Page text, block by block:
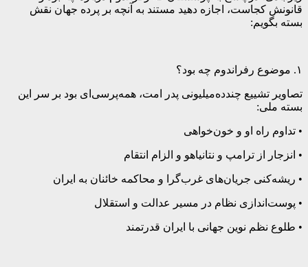
قانونش کجاست، اجازه دهید مستند به آنچه بر پرده جهان نقش
بسته بگویم:
۱. موضوع رفراندوم چه بود؟
تصاویر تشییع چندده‌میلیونی پدر امت، همه‌پرسی‌ای بود بر سر این
بسته ملی:
• تداوم راه او و خون‌خواهی
• انزجار از ترامپ و نتانیاهو و الزام انتقام
• ریشه‌کنی جریان‌های غرب‌گرا و محاکمه خائنان به ایران
• پوست‌اندازی نظام در مسیر عدالت و استقلال
• طلوع نظم نوین جهانی با ایران قدرتمند